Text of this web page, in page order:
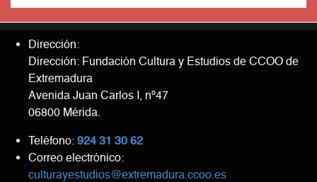
Dirección:
Dirección: Fundación Cultura y Estudios de CCOO de
Extremadura
Avenida Juan Carlos I, nº47
06800 Mérida.
Teléfono: 924 31 30 62
Correo electrónico:
culturayestudios@extremadura.ccoo.es